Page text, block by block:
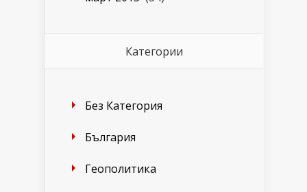
Категории
Без Категория
България
Геополитика